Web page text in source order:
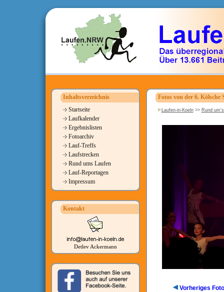
Inhaltsverzeichnis
Startseite
Laufkalender
Ergebnislisten
Fotoarchiv
Lauf-Treffs
Laufstrecken
Rund ums Laufen
Lauf-Reportagen
Impressum
Kontakt
Detlev Ackermann
Fotos von der 6. Kölsche
Laufen-in-Koeln>> Rund
Vorheriges Foto